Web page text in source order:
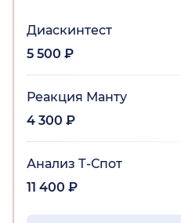
Диаскинтест
5 500 ₽
Реакция Манту
4 300 ₽
Анализ Т-Спот
11 400 ₽